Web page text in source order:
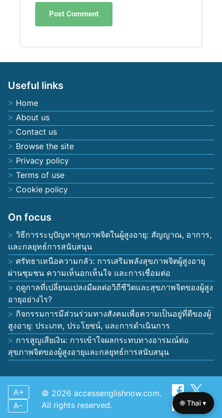
Name*
Website
Save my name, email, and website in this browser
for the next time I comment.
Useful links
Home
About us
Contact us
Browse the site
Privacy policy
Terms of use
Cookie policy
On focus
วิธีการระบุปัญหาสุขภาพจิตในผู้สูงอายุ: สัญญาณ, อาการ,
🌐 Thai ▾